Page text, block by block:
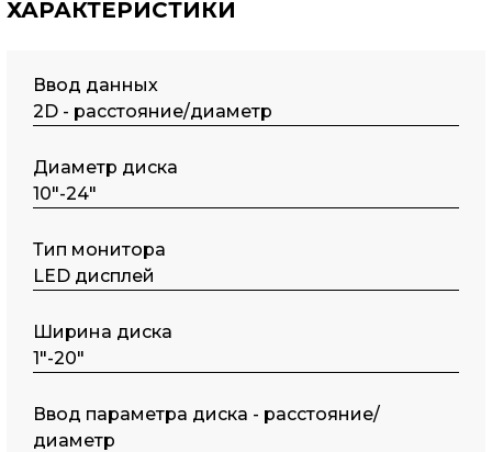
ХАРАКТЕРИСТИКИ
Ввод данных
2D - расстояние/диаметр
Диаметр диска
10"-24"
Тип монитора
LED дисплей
Ширина диска
1"-20"
Ввод параметра диска - расстояние/
диаметр